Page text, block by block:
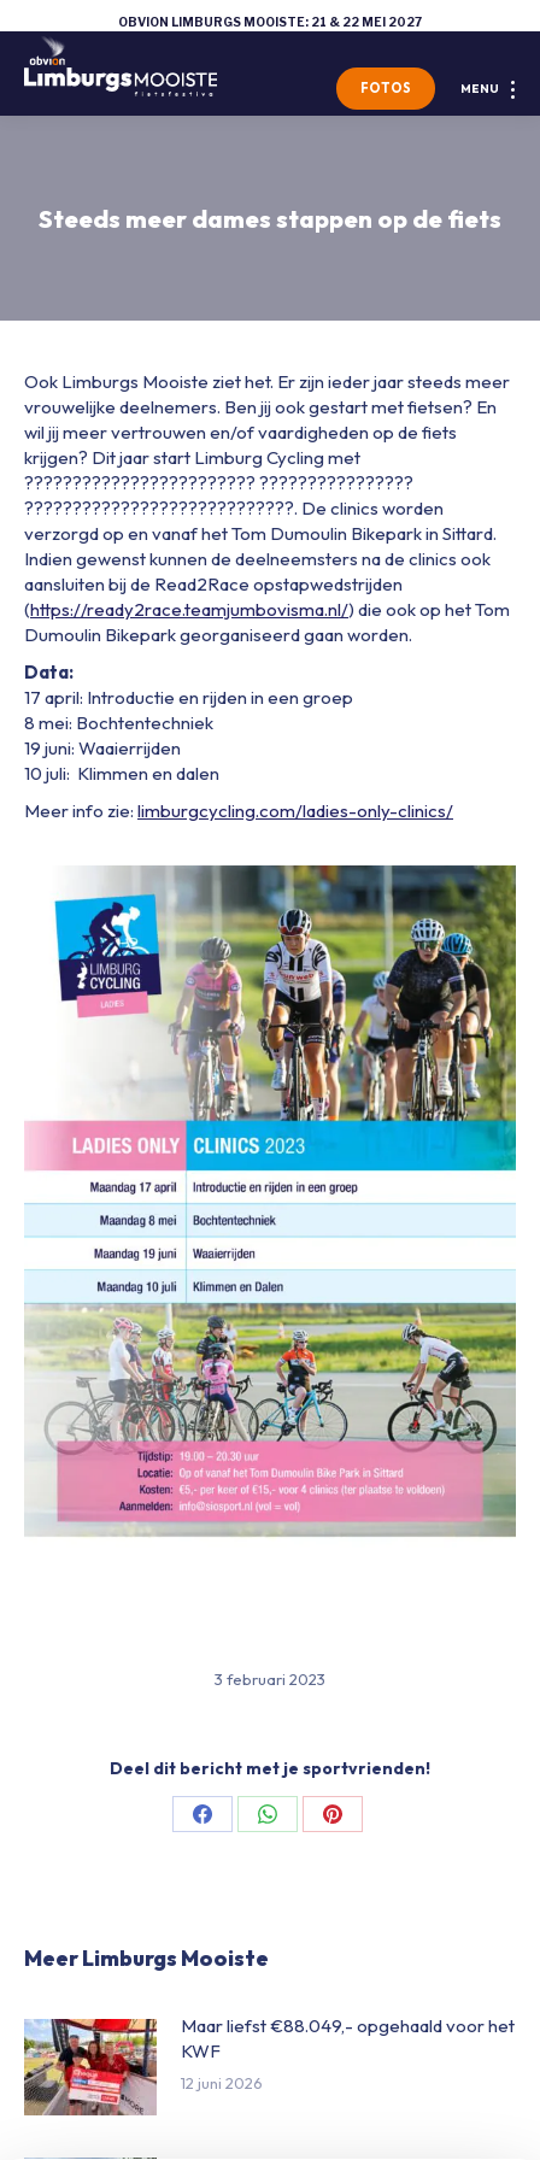
OBVION LIMBURGS MOOISTE: 21 & 22 MEI 2027
MENU
FOTOS
Steeds meer dames stappen op de fiets
Ook Limburgs Mooiste ziet het. Er zijn ieder jaar steeds meer
vrouwelijke deelnemers. Ben jij ook gestart met fietsen? En
wil jij meer vertrouwen en/of vaardigheden op de fiets
krijgen? Dit jaar start Limburg Cycling met
???????????????????????? ????????????????
????????????????????????????. De clinics worden
verzorgd op en vanaf het Tom Dumoulin Bikepark in Sittard.
Indien gewenst kunnen de deelneemsters na de clinics ook
aansluiten bij de Read2Race opstapwedstrijden
(https://ready2race.teamjumbovisma.nl/) die ook op het Tom
Dumoulin Bikepark georganiseerd gaan worden.
Data:
17 april: Introductie en rijden in een groep
8 mei: Bochtentechniek
19 juni: Waaierrijden
10 juli: Klimmen en dalen
Meer info zie: limburgcycling.com/ladies-only-clinics/
3 februari 2023
Deel dit bericht met je sportvrienden!
Share
Share
Share
Meer Limburgs Mooiste
Maar liefst €88.049,- opgehaald voor het
KWF
12 juni 2026